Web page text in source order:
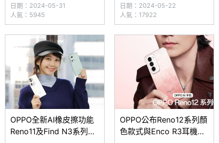
都將推出國際版，並且已經分別
取得阿拉伯聯合大公國 TDRA
認證；另款還未發表的新機
Reno12 F 5G 也現身 TDRA 認
證資料庫。此外
日期：2024-05-31
人氣：5945
括 Reno11 Pro、Reno11 與
Reno11 F 三款在內，近期也將
陸續帶來「AI 橡皮擦」的生成
式 AI 照片編輯功能。隨著
OPPO Reno
日期：2024-05-22
人氣：17922
OPPO全新AI橡皮擦功能
Reno11及Find N3系列將
OPPO公布Reno12系列顏
色款式與Enco R3耳機特